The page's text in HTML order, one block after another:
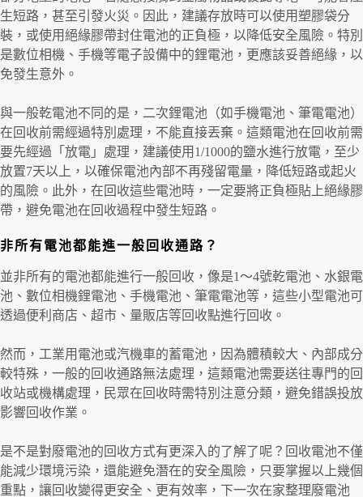
生短路，甚至引發火災。因此，建議存放時可以使用塑膠袋分
裝，或使用絕緣膠帶封住電池的正負極，以降低安全風險。特別
是數位相機、手機等電子設備中的鋰電池，更應該妥善絕緣，以
免發生意外。
與一般乾電池不同的是，二次鋰電池（如手機電池、筆電電池）
在回收前需經過特別處理，不能直接丟棄。這類電池在回收前需
要先經過「放電」處理，建議使用1/1000的鹽水進行放電，至少
放置7天以上，以確保電池內部不再殘留電量，降低短路或起火
的風險。此外，在回收這些電池時，一定要將正負極貼上絕緣膠
帶，避免電池在回收過程中發生短路。
非所有電池都能進一般回收通路？
並非所有的電池都能進行一般回收，像是1～4號乾電池、水銀電
池、數位相機鋰電池、手機電池、筆電電池等，這些小型電池可
透過便利商店、超市、量販店等回收點進行回收。
然而，工業用電池或汽機車的蓄電池，因為體積較大、內部成分
較特殊，一般的回收通路無法處理，這類電池需要送往專門的回
收站或機構處理，民眾在回收時需特別注意分類，避免錯誤投放
影響回收作業。
是不是對廢電池的回收方式有更深入的了解了呢？回收電池不僅
能減少環境污染，還能避免潛在的安全風險，只要掌握以上幾個
重點，讓回收變得更安全、更有效率，下一次在家整理廢電池